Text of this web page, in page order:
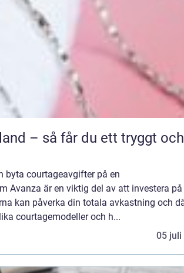
– så får du ett tryggt och
byta courtageavgifter på en
Avanza är en viktig del av att investera på
kan påverka din totala avkastning och
courtagemodeller och h...
05 juli